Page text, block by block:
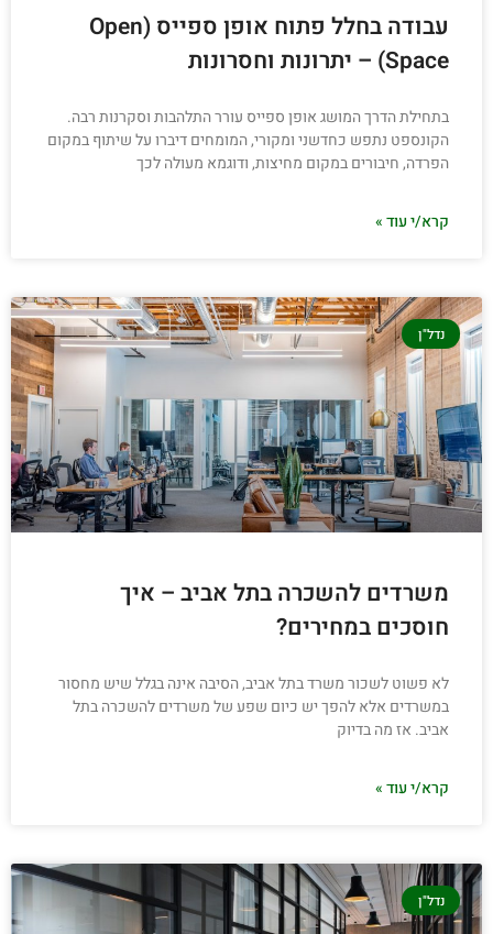
עבודה בחלל פתוח אופן ספייס (Open
Space) – יתרונות וחסרונות
בתחילת הדרך המושג אופן ספייס עורר התלהבות וסקרנות רבה.
הקונספט נתפש כחדשני ומקורי, המומחים דיברו על שיתוף במקום
הפרדה, חיבורים במקום מחיצות, ודוגמא מעולה לכך
קרא/י עוד »
נדל"ן
משרדים להשכרה בתל אביב – איך
חוסכים במחירים?
לא פשוט לשכור משרד בתל אביב, הסיבה אינה בגלל שיש מחסור
במשרדים אלא להפך יש כיום שפע של משרדים להשכרה בתל
אביב. אז מה בדיוק
קרא/י עוד »
נדל"ן